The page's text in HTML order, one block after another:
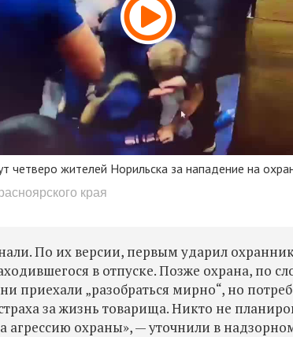
четверо жителей Норильска за нападение на
края
По их версии, первым ударил
в отпуске. Позже охрана, по
приехали „разобраться мирно“, но
за жизнь товарища. Никто не
агрессию охраны», — уточнили в